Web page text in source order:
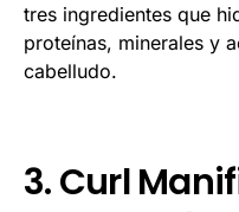
tres ingredientes que
proteínas, minerales y
cabelludo.
3. Curl